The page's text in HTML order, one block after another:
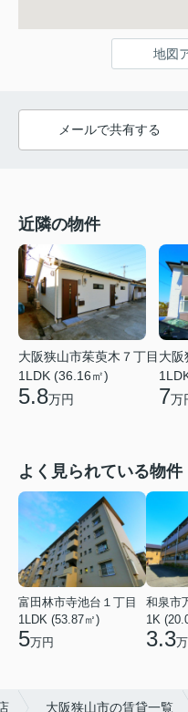
地図
メールで共有する
近隣の物件
大阪狭山市茱萸木７丁目
1LDK (36.16㎡)
5.8万円
大阪
7万
よく見られている物件
富田林市寺池台１丁目
1LDK (53.87㎡)
5万円
和泉市
1K
3.3
大阪狭山市の賃貸一覧